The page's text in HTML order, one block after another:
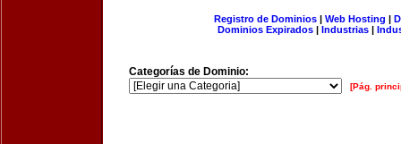
Registro de Dominios| Web Hosting |
Dominios Expirados | Industrias |
Categorías de Dominio:
[Pág.